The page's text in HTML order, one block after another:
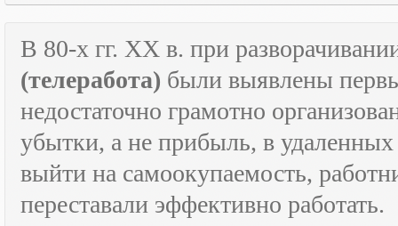
В 80-х гг. XX в. при
(телеработа) были выявлены
недостаточно грамотно
убытки, а не прибыль, в удаленных
выйти на самоокупаемость,
переставали эффективно работать.